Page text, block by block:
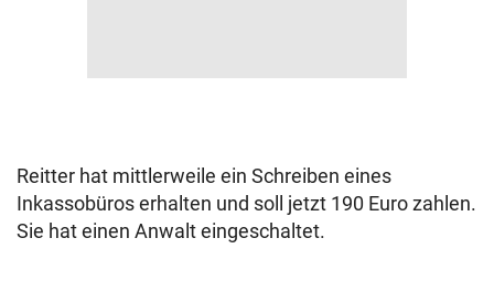
Reitter hat mittlerweile ein Schreiben eines
Inkassobüros erhalten und soll jetzt 190 Euro zahlen.
Sie hat einen Anwalt eingeschaltet.